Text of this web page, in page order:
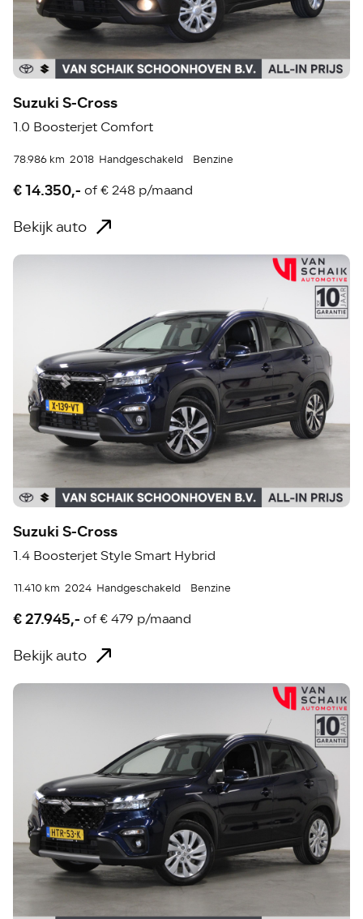
Suzuki S-Cross
1.0 Boosterjet Comfort
78.986 km 2018 Handgeschakeld Benzine
€ 14.350,- of€ 248 p/maand
Bekijk auto
Suzuki S-Cross
1.4 Boosterjet Style Smart Hybrid
11.410 km 2024 Handgeschakeld Benzine
€ 27.945,- of€ 479 p/maand
Bekijk auto